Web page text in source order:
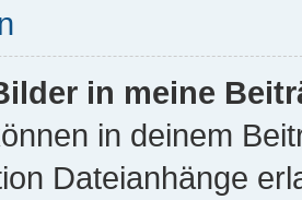
in meine
in deinem
Dateianhänge